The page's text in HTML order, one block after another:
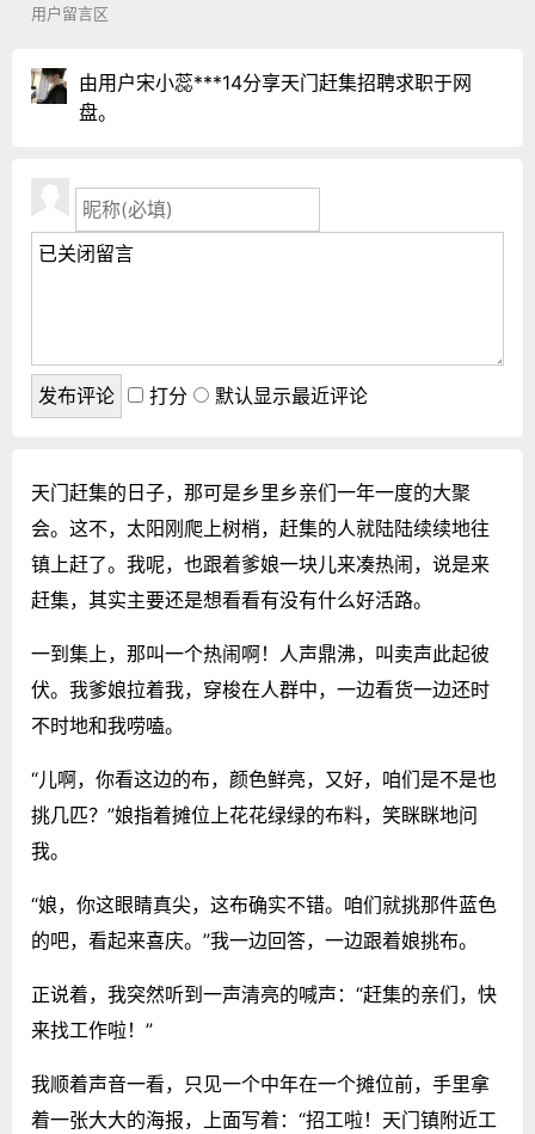
用户留言区
由用户宋小蕊***14分享天门赶集招聘求职于网
盘。
打分 默认显示最近评论
天门赶集的日子，那可是乡里乡亲们一年一度的大聚
会。这不，太阳刚爬上树梢，赶集的人就陆陆续续地往
镇上赶了。我呢，也跟着爹娘一块儿来凑热闹，说是来
赶集，其实主要还是想看看有没有什么好活路。
一到集上，那叫一个热闹啊！人声鼎沸，叫卖声此起彼
伏。我爹娘拉着我，穿梭在人群中，一边看货一边还时
不时地和我唠嗑。
“儿啊，你看这边的布，颜色鲜亮，又好，咱们是不是也
挑几匹？”娘指着摊位上花花绿绿的布料，笑眯眯地问
我。
“娘，你这眼睛真尖，这布确实不错。咱们就挑那件蓝色
的吧，看起来喜庆。”我一边回答，一边跟着娘挑布。
正说着，我突然听到一声清亮的喊声：“赶集的亲们，快
来找工作啦！”
我顺着声音一看，只见一个中年在一个摊位前，手里拿
着一张大大的海报，上面写着：“招工啦！天门镇附近工